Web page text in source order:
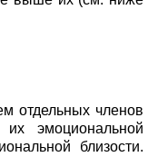
отдельных членов
эмоциональной
близости.